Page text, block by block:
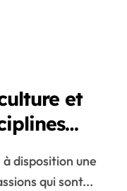
et
qui sont...